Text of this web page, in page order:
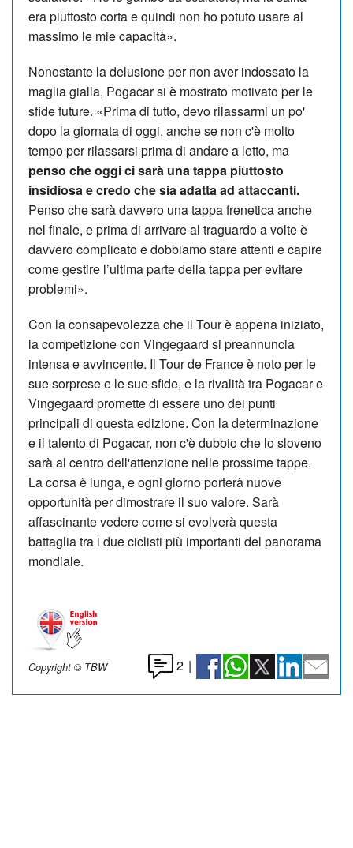
era piuttosto corta e quindi non ho potuto usare al
massimo le mie capacità».
Nonostante la delusione per non aver indossato la
maglia gialla, Pogacar si è mostrato motivato per le
sfide future. «Prima di tutto, devo rilassarmi un po'
dopo la giornata di oggi, anche se non c'è molto
tempo per rilassarsi prima di andare a letto, ma
penso che oggi ci sarà una tappa piuttosto
insidiosa e credo che sia adatta ad attaccanti.
Penso che sarà davvero una tappa frenetica anche
nel finale, e prima di arrivare al traguardo a volte è
davvero complicato e dobbiamo stare attenti e capire
come gestire l’ultima parte della tappa per evitare
problemi».
Con la consapevolezza che il Tour è appena iniziato,
la competizione con Vingegaard si preannuncia
intensa e avvincente. Il Tour de France è noto per le
sue sorprese e le sue sfide, e la rivalità tra Pogacar e
Vingegaard promette di essere uno dei punti
principali di questa edizione. Con la determinazione
e il talento di Pogacar, non c'è dubbio che lo sloveno
sarà al centro dell'attenzione nelle prossime tappe.
La corsa è lunga, e ogni giorno porterà nuove
opportunità per dimostrare il suo valore. Sarà
affascinante vedere come si evolverà questa
battaglia tra i due ciclisti più importanti del panorama
mondiale.
Copyright © TBW 2 |